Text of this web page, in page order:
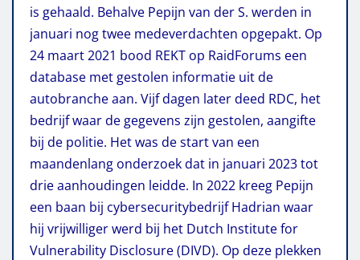
is gehaald. Behalve Pepijn van der S. werden in
januari nog twee medeverdachten opgepakt. Op
24 maart 2021 bood REKT op RaidForums een
database met gestolen informatie uit de
autobranche aan. Vijf dagen later deed RDC, het
bedrijf waar de gegevens zijn gestolen, aangifte
bij de politie. Het was de start van een
maandenlang onderzoek dat in januari 2023 tot
drie aanhoudingen leidde. In 2022 kreeg Pepijn
een baan bij cybersecuritybedrijf Hadrian waar
hij vrijwilliger werd bij het Dutch Institute for
Vulnerability Disclosure (DIVD). Op deze plekken